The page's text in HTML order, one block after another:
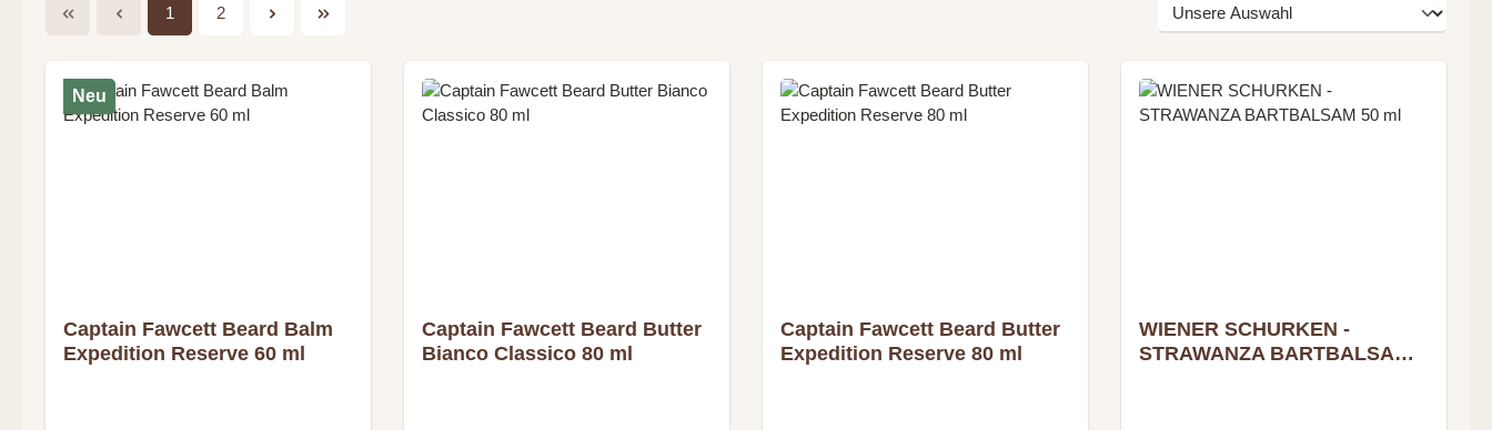
Seite
1 Seite
2
Neu
Captain Fawcett Beard Balm
Expedition Reserve 60 ml
Captain Fawcett Beard Butter
Bianco Classico 80 ml
Captain Fawcett Beard Butter
Expedition Reserve 80 ml
WIENER SCHURKEN -
STRAWANZA BARTBALSAM